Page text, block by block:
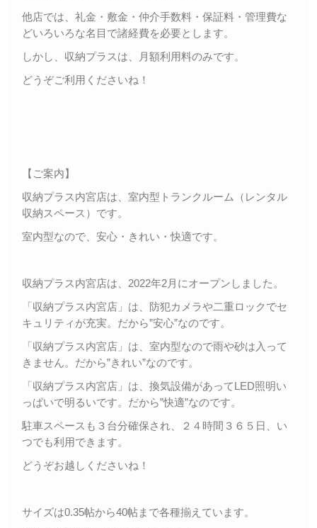
他店では、礼金・敷金・仲介手数料・保証料・管理費な
どいろいろな名目で諸経費を必要とします。
しかし、収納プラスは、月額利用料のみです。
どうぞご利用くださいね！
【ご案内】
収納プラス内宮店は、室内型トランクルーム（レンタル
収納スペース）です。
室内型なので、安心・きれい・快適です。
収納プラス内宮店は、2022年2月にオープンしました。
「収納プラス内宮店」は、防犯カメラや二重ロックでセ
キュリティが充実。だから”安心”なのです。
「収納プラス内宮店」は、室内型なので雨や砂は入って
きません。だから”きれい”なのです。
「収納プラス内宮店」は、換気設備があってLED照明い
っぱいで明るいです。だから”快適”なのです。
駐車スペースも３台分確保され、２４時間３６５日、い
つでも利用できます。
どうぞお越しくださいね！
サイズは0.35帖から40帖まで各種揃えています。